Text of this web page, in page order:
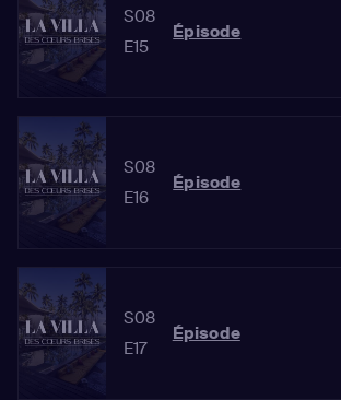
S08
E15
Épisode
S08
E16
Épisode
S08
E17
Épisode